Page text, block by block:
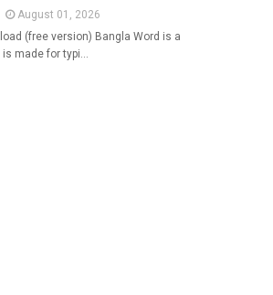
August 01, 2026
(free version) Bangla Word is a
made for typi…